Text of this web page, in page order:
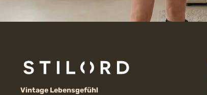
Vintage Lebensgefühl